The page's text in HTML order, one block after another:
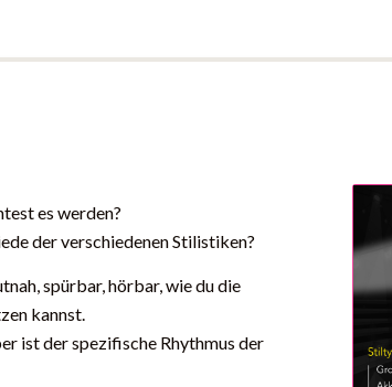
es werden?
der verschiedenen Stilistiken?
spürbar, hörbar, wie du die
kannst.
ist der spezifische Rhythmus der